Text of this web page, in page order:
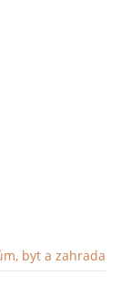
byt a zahrada